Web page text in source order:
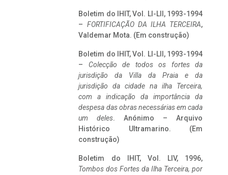
Boletim do IHIT, Vol. LI-LII, 1993-1994
– FORTIFICAÇÃO DA ILHA TERCEIRA,
Valdemar Mota. (Em construção)
Boletim do IHIT, Vol. LI-LII, 1993-1994
– Colecção de todos os fortes da
jurisdição da Villa da Praia e da
jurisdição da cidade na ilha Terceira,
com a indicação da importância da
despesa das obras necessárias em cada
um deles. Anónimo – Arquivo
Histórico Ultramarino. (Em
construção)
Boletim do IHIT, Vol. LIV, 1996,
Tombos dos Fortes da Ilha Terceira, por